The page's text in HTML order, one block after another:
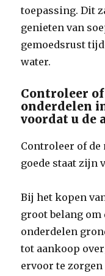
toepassing. Dit
genieten van
gemoedsrust
water.
Controleer
onderdelen
voordat u de
Controleer of
goede staat zijn
Bij het kopen
groot belang om
onderdelen
tot aankoop
ervoor te